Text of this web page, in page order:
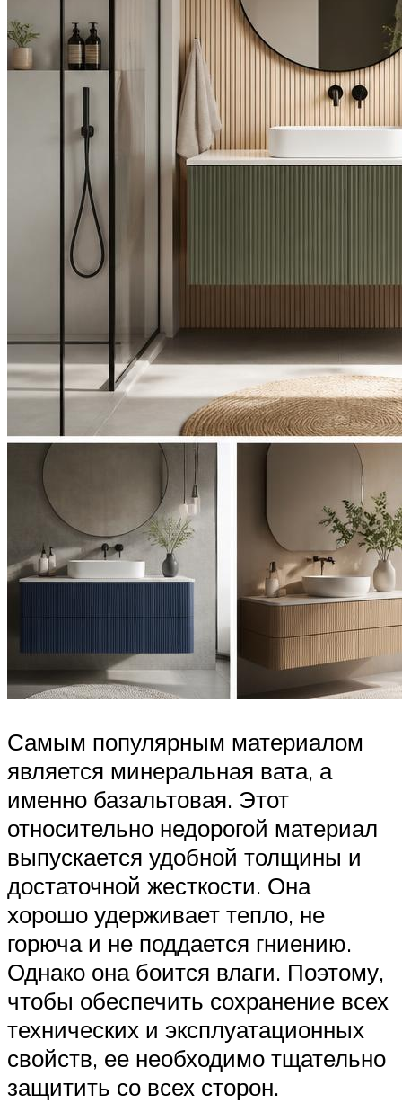
Самым популярным материалом
является минеральная вата, а
именно базальтовая. Этот
относительно недорогой материал
выпускается удобной толщины и
достаточной жесткости. Она
хорошо удерживает тепло, не
горюча и не поддается гниению.
Однако она боится влаги. Поэтому,
чтобы обеспечить сохранение всех
технических и эксплуатационных
свойств, ее необходимо тщательно
защитить со всех сторон.